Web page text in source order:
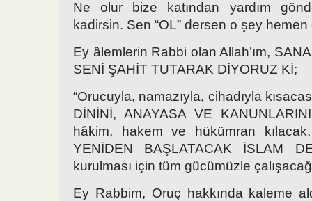
Ne olur bize katından yardım
kadirsin. Sen “OL” dersen o şey hemen
Ey âlemlerin Rabbi olan Allah’ım,
SENİ ŞAHİT TUTARAK DİYORUZ Kİ;
“Orucuyla, namazıyla, cihadıyla
DİNİNİ, ANAYASA VE
hâkim, hakem ve hükümran
YENİDEN BAŞLATACAK İSLAM
kurulması için tüm gücümüzle
Ey Rabbim, Oruç hakkında kaleme